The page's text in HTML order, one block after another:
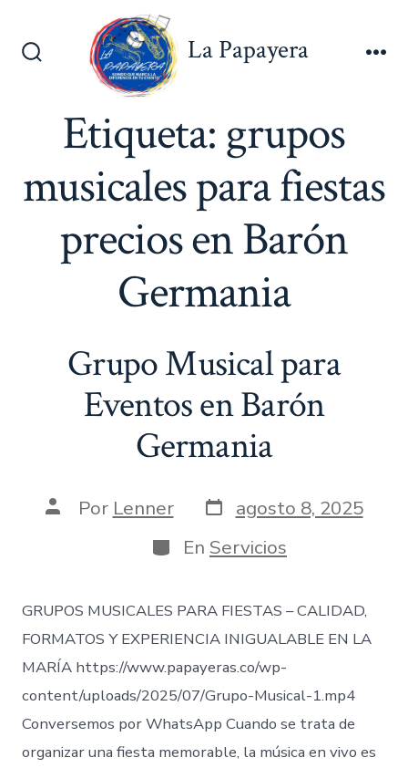
Alternar
La Papayera
Etiqueta: grupos
musicales para fiestas
precios en Barón
Germania
Grupo Musical para
Eventos en Barón
Germania
AutorPor Lenner Fecha
de
publicación
agosto 8, 2025
Categorías
En Servicios
GRUPOS MUSICALES PARA FIESTAS – CALIDAD,
FORMATOS Y EXPERIENCIA INIGUALABLE EN LA
MARÍA https://www.papayeras.co/wp-
content/uploads/2025/07/Grupo-Musical-1.mp4
Conversemos por WhatsApp Cuando se trata de
organizar una fiesta memorable, la música en vivo es